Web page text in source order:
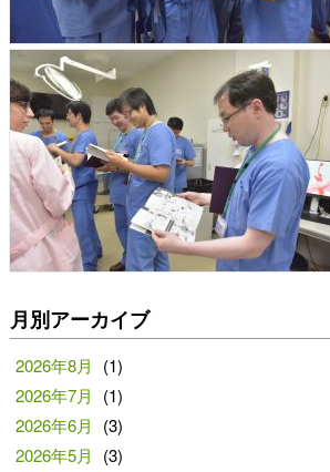
月別アーカイブ
2026年8月
(1)
2026年7月
(1)
2026年6月
(3)
2026年5月
(3)